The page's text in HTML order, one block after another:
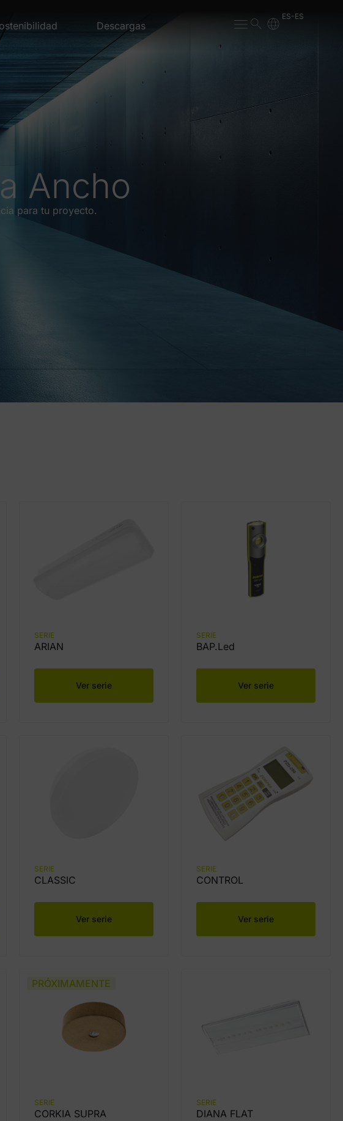
Descargas
ES-ES
Ancho
para tu proyecto.
SERIE
ARIAN
Ver serie
SERIE
BAP.Led
Ver serie
SERIE
CLASSIC
Ver serie
SERIE
CONTROL
Ver serie
PRÓXIMAMENTE
SERIE
CORKIA SUPRA
SERIE
DIANA FLAT